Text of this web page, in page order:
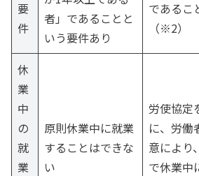
要
件
者」であることと
いう要件あり
であるこ
（※2）
休
業
中
の
就
業
原則休業中に就業
することはできな
い
労使協定
に、労働
意により
で休業中